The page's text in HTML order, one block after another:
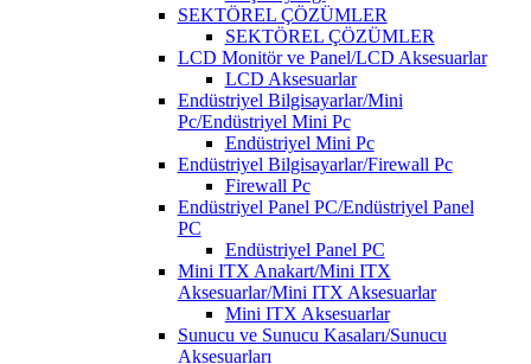
SEKTÖREL ÇÖZÜMLER
SEKTÖREL ÇÖZÜMLER
LCD Monitör ve Panel/LCD Aksesuarlar
LCD Aksesuarlar
Endüstriyel Bilgisayarlar/Mini
Pc/Endüstriyel Mini Pc
Endüstriyel Mini Pc
Endüstriyel Bilgisayarlar/Firewall Pc
Firewall Pc
Endüstriyel Panel PC/Endüstriyel Panel
PC
Endüstriyel Panel PC
Mini ITX Anakart/Mini ITX
Aksesuarlar/Mini ITX Aksesuarlar
Mini ITX Aksesuarlar
Sunucu ve Sunucu Kasaları/Sunucu
Aksesuarları